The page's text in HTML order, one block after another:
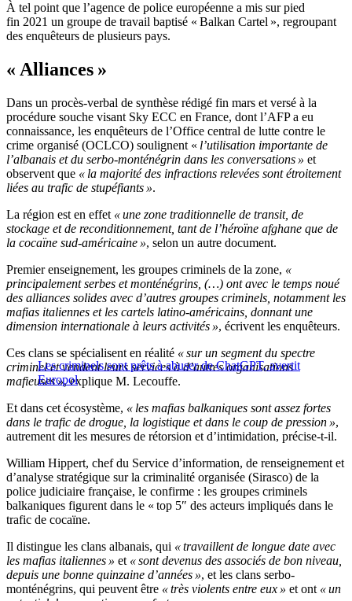
À tel point que l’agence de police européenne a mis sur pied
fin 2021 un groupe de travail baptisé « Balkan Cartel », regroupant
des enquêteurs de plusieurs pays.
« Alliances »
Dans un procès-verbal de synthèse rédigé fin mars et versé à la
procédure souche visant Sky ECC en France, dont l’AFP a eu
connaissance, les enquêteurs de l’Office central de lutte contre le
crime organisé (OCLCO) soulignent « l’utilisation importante de
l’albanais et du serbo-monténégrin dans les conversations » et
observent que « la majorité des infractions relevées sont étroitement
liées au trafic de stupéfiants ».
La région est en effet « une zone traditionnelle de transit, de
stockage et de reconditionnement, tant de l’héroïne afghane que de
la cocaïne sud-américaine », selon un autre document.
Premier enseignement, les groupes criminels de la zone, «
principalement serbes et monténégrins, (…) ont avec le temps noué
des alliances solides avec d’autres groupes criminels, notamment les
mafias italiennes et les cartels latino-américains, donnant une
dimension internationale à leurs activités », écrivent les enquêteurs.
Les criminels sont prêts à abuser de ChatGPT, avertit
Europol
Ces clans se spécialisent en réalité « sur un segment du spectre
criminel et vendent leurs services à d’autres organisations
mafieuses », explique M. Lecouffe.
Et dans cet écosystème, « les mafias balkaniques sont assez fortes
dans le trafic de drogue, la logistique et dans le coup de pression »,
autrement dit les mesures de rétorsion et d’intimidation, précise-t-il.
William Hippert, chef du Service d’information, de renseignement et
d’analyse stratégique sur la criminalité organisée (Sirasco) de la
police judiciaire française, le confirme : les groupes criminels
balkaniques figurent dans le « top 5″ des acteurs impliqués dans le
trafic de cocaïne.
Il distingue les clans albanais, qui « travaillent de longue date avec
les mafias italiennes » et « sont devenus des associés de bon niveau,
depuis une bonne quinzaine d’années », et les clans serbo-
monténégrins, qui peuvent être « très violents entre eux » et ont « un